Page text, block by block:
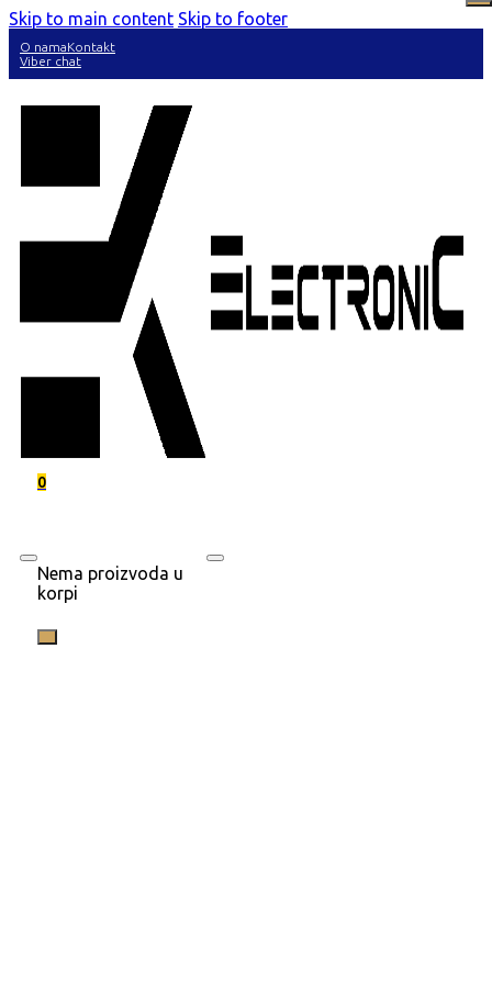
Skip to main content Skip to footer
O namaKontakt
Viber chat
0
Nema proizvoda u
korpi